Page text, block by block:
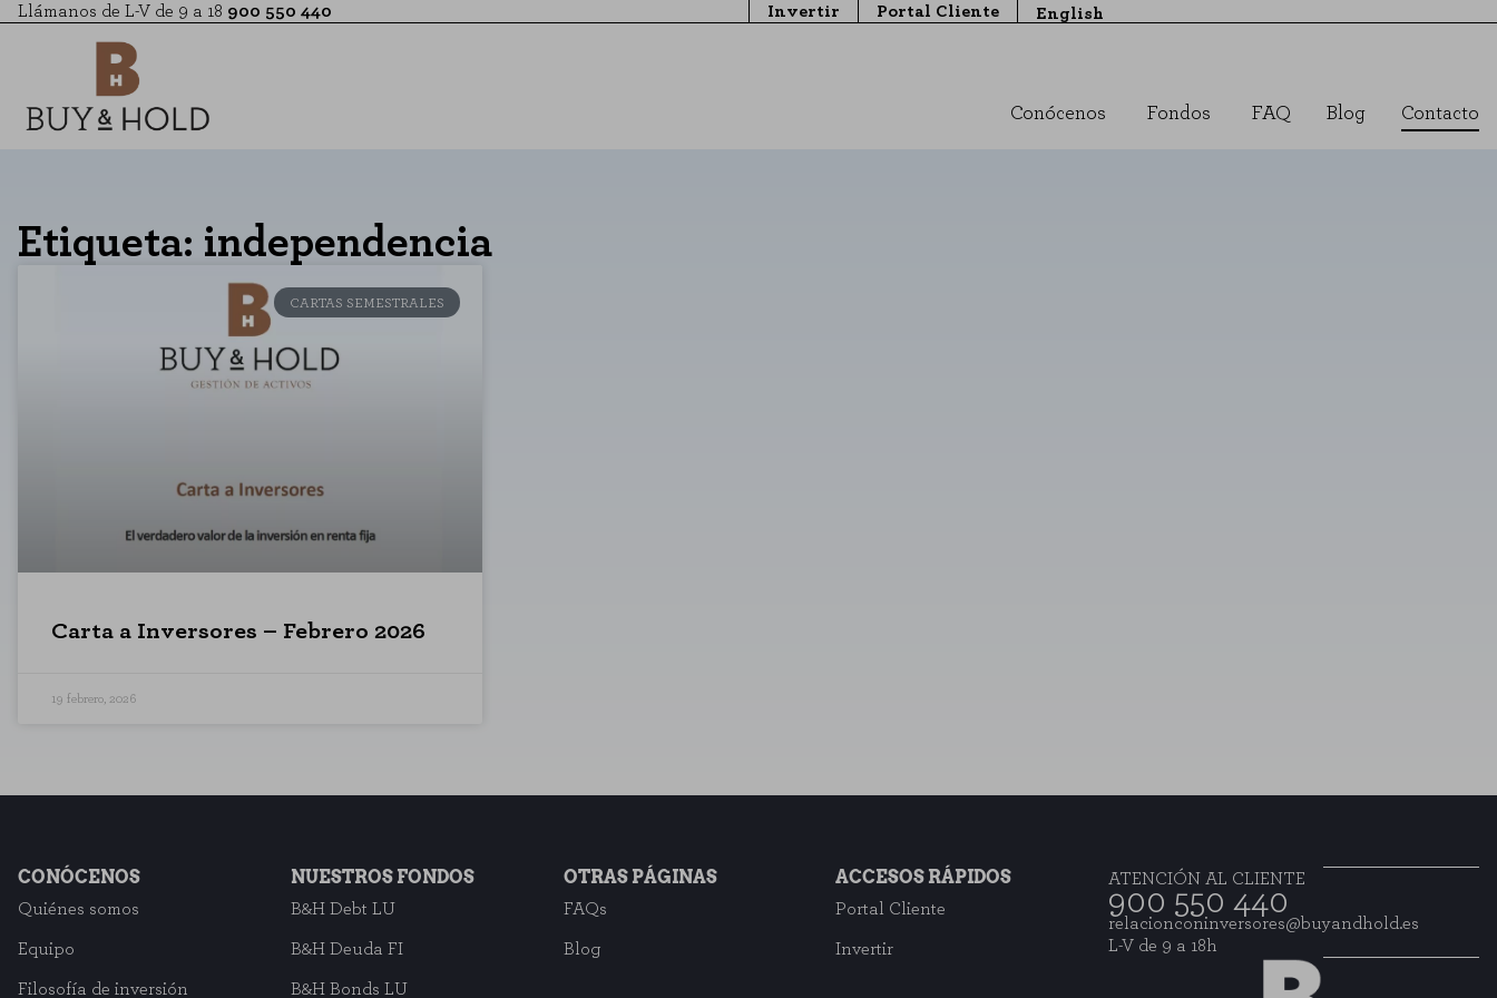
Llámanos de L-V de 9 a 18 900 550 440 Invertir Portal Cliente English
Conócenos Fondos FAQ Blog Contacto
Etiqueta: independencia
CARTAS SEMESTRALES
Carta a Inversores – Febrero 2026
19 febrero, 2026
CONÓCENOS
Quiénes somos
Equipo
Filosofía de inversión
NUESTROS FONDOS
B&H Debt LU
B&H Deuda FI
B&H Bonds LU
OTRAS PÁGINAS
FAQs
Blog
ACCESOS RÁPIDOS
Portal Cliente
Invertir
ATENCIÓN AL CLIENTE
900 550 440
relacionconinversores@buyandhold.es
L-V de 9 a 18h
agregada y, por lo tanto, es anónima.
GUARDAR CONFIGURACIÓN
Puedes volver a configurar tus cookies desde la sección "Configuración de cookies" al pie de la página. También puedes consultar nuestra política de cookies